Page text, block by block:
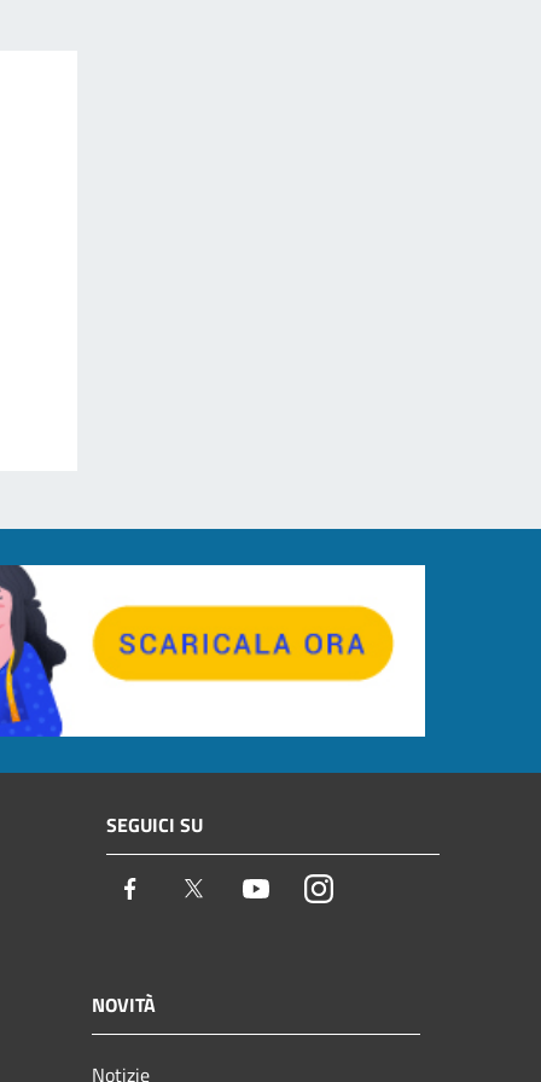
SEGUICI SU
Facebook Twitter YoutubeInstagram
NOVITÀ
Notizie